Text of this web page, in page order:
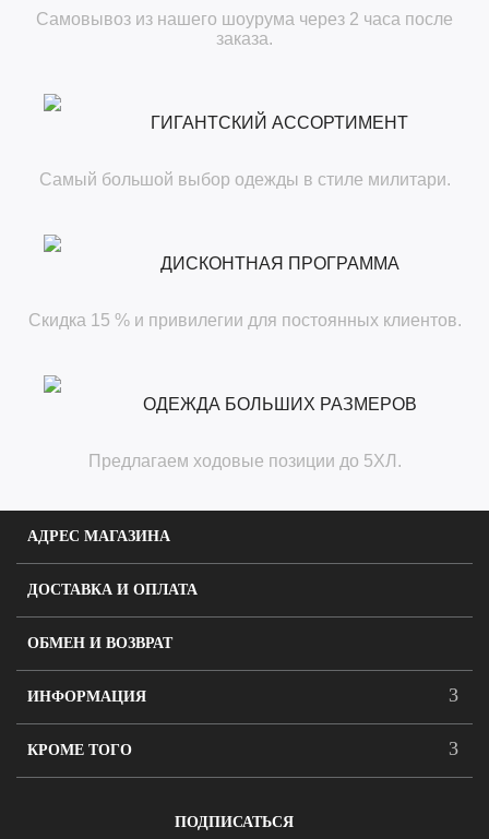
Самовывоз из нашего шоурума через 2 часа после
заказа.
ГИГАНТСКИЙ АССОРТИМЕНТ
Самый большой выбор одежды в стиле милитари.
ДИСКОНТНАЯ ПРОГРАММА
Скидка 15 % и привилегии для постоянных клиентов.
ОДЕЖДА БОЛЬШИХ РАЗМЕРОВ
Предлагаем ходовые позиции до 5ХЛ.
АДРЕС МАГАЗИНА
ДОСТАВКА И ОПЛАТА
ОБМЕН И ВОЗВРАТ
ИНФОРМАЦИЯ
КРОМЕ ТОГО
ПОДПИСАТЬСЯ